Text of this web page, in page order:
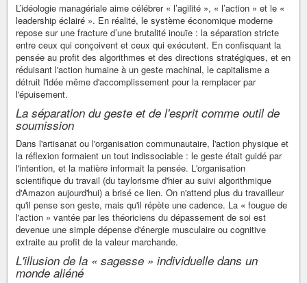
L’idéologie managériale aime célébrer « l’agilité », « l’action » et le «
leadership éclairé ». En réalité, le système économique moderne
repose sur une fracture d’une brutalité inouïe : la séparation stricte
entre ceux qui conçoivent et ceux qui exécutent. En confisquant la
pensée au profit des algorithmes et des directions stratégiques, et en
réduisant l'action humaine à un geste machinal, le capitalisme a
détruit l'idée même d'accomplissement pour la remplacer par
l'épuisement.
La séparation du geste et de l'esprit comme outil de
soumission
Dans l'artisanat ou l'organisation communautaire, l'action physique et
la réflexion formaient un tout indissociable : le geste était guidé par
l'intention, et la matière informait la pensée. L'organisation
scientifique du travail (du taylorisme d'hier au suivi algorithmique
d'Amazon aujourd'hui) a brisé ce lien. On n'attend plus du travailleur
qu'il pense son geste, mais qu'il répète une cadence. La « fougue de
l'action » vantée par les théoriciens du dépassement de soi est
devenue une simple dépense d'énergie musculaire ou cognitive
extraite au profit de la valeur marchande.
L'illusion de la « sagesse » individuelle dans un
monde aliéné